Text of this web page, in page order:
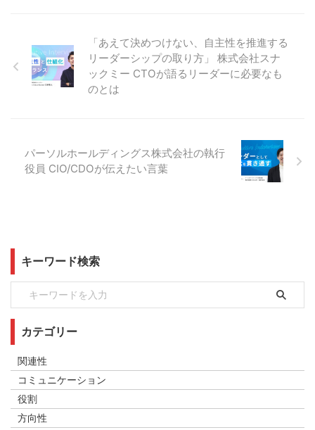
「あえて決めつけない、自主性を推進する
リーダーシップの取り方」 株式会社スナ
ックミー CTOが語るリーダーに必要なも
のとは
パーソルホールディングス株式会社の執行
役員 CIO/CDOが伝えたい言葉
キーワード検索
カテゴリー
関連性
コミュニケーション
役割
方向性